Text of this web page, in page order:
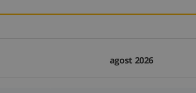
agost 2026